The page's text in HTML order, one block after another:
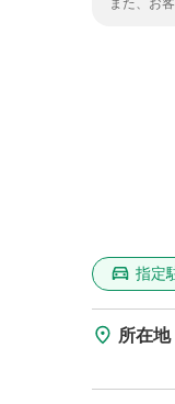
また、お
指定
所在地